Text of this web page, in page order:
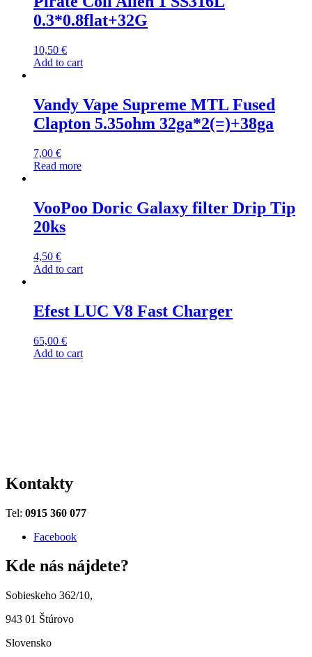
0.3*0.8flat+32G
10,50 €
Add to cart
Vandy Vape Supreme MTL Fused
Clapton 5.35ohm 32ga*2(=)+38ga
7,00 €
Read more
VooPoo Doric Galaxy filter Drip Tip
20ks
4,50 €
Add to cart
Efest LUC V8 Fast Charger
65,00 €
Add to cart
Kontakty
Tel: 0915 360 077
Facebook
Kde nás nájdete?
Sobieskeho 362/10,
943 01 Štúrovo
Slovensko